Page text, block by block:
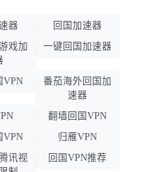
器
回国加速器
戏加
一键回国加速器
VPN
番茄海外回国加
速器
翻墙回国VPN
VPN
归雁VPN
讯视
回国VPN推荐